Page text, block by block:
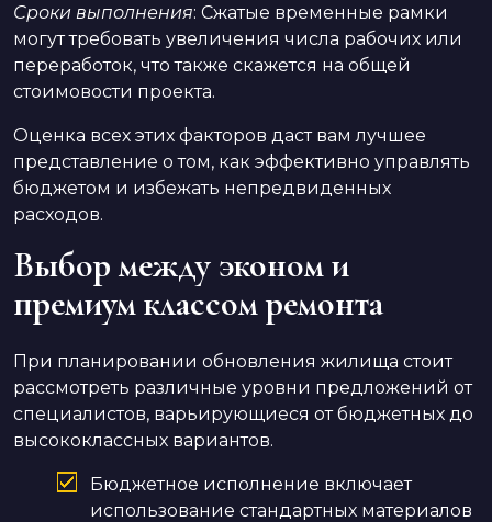
Сроки выполнения: Сжатые временные рамки
могут требовать увеличения числа рабочих или
переработок, что также скажется на общей
стоимовости проекта.
Оценка всех этих факторов даст вам лучшее
представление о том, как эффективно управлять
бюджетом и избежать непредвиденных
расходов.
Выбор между эконом и
премиум классом ремонта
При планировании обновления жилища стоит
рассмотреть различные уровни предложений от
специалистов, варьирующиеся от бюджетных до
высококлассных вариантов.
Бюджетное исполнение включает
использование стандартных материалов